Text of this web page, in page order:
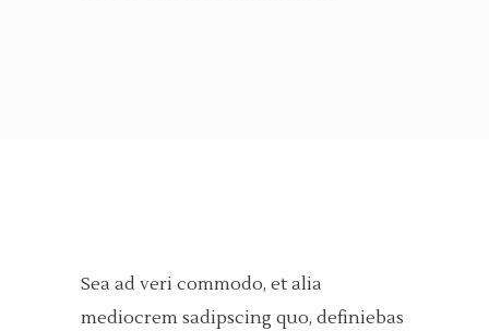
Sea ad veri commodo, et alia
mediocrem sadipscing quo, definiebas